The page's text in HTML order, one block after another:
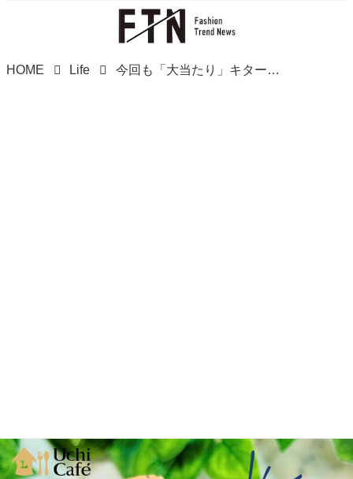
HOME Life 今回も「大当たり」キターーッ！！【ローソン】「新作Uchi Caféスイーツ」が多幸感の極み！